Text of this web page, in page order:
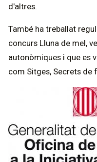
d'altres.
També ha treballat
concurs Lluna de mel,
autonòmiques i que es
com Sitges, Secrets de